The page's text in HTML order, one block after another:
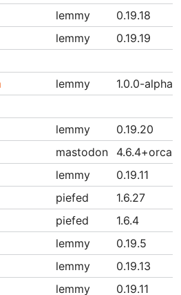
lemmy
0.19.18
lemmy
0.19.19
lemmy
1.0.0-
lemmy
0.19.20
mastodon
lemmy
0.19.11
piefed
1.6.27
piefed
1.6.4
lemmy
0.19.5
lemmy
0.19.13
lemmy 0.19.11